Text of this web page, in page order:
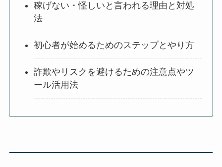
稼げない・怪しいと言われる理由と対処
法
初心者が始めるためのステップとやり方
詐欺やリスクを避けるための注意点やツ
ール活用法